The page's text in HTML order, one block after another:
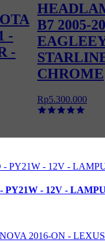
-
-
B7 2005-
CHROME
Rp5.300.000
- 12V -